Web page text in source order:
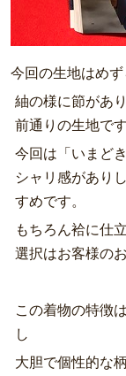
今回の生地はめ
紬の様に節があ
前通りの生地です
今回は「いまど
シャリ感があり
すめです。
もちろん袷に仕
選択はお客様の
この着物の特徴
し
大胆で個性的な